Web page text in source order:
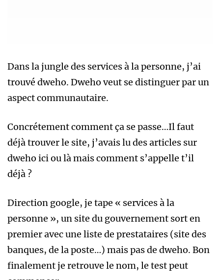
Dans la jungle des services à la personne, j’ai
trouvé dweho. Dweho veut se distinguer par un
aspect communautaire.
Concrétement comment ça se passe…Il faut
déjà trouver le site, j’avais lu des articles sur
dweho ici ou là mais comment s’appelle t’il
déjà ?
Direction google, je tape « services à la
personne », un site du gouvernement sort en
premier avec une liste de prestataires (site des
banques, de la poste…) mais pas de dweho. Bon
finalement je retrouve le nom, le test peut